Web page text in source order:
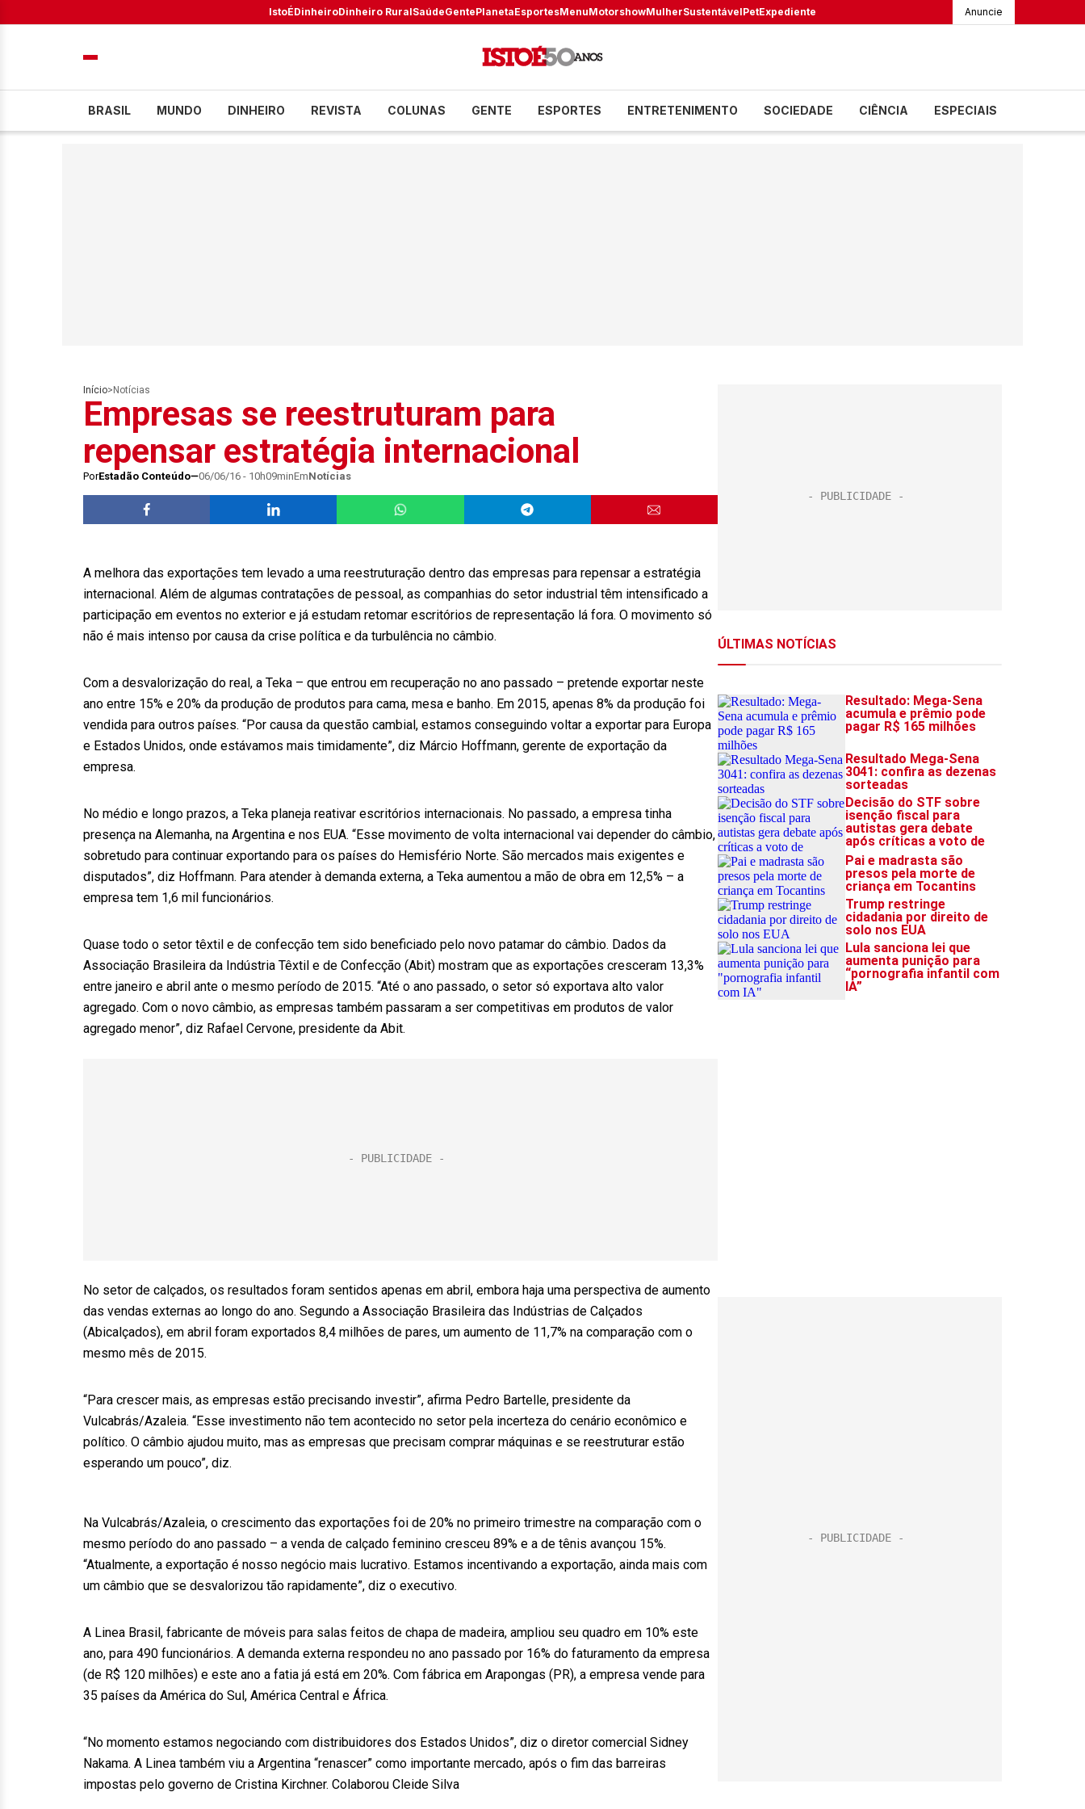
IstoÉDinheiroDinheiro RuralSaúdeGentePlanetaEsportesMenuMotorshowMulherSustentávelPetExpediente Anuncie
BRASIL MUNDO DINHEIRO REVISTA COLUNAS GENTE ESPORTES ENTRETENIMENTO SOCIEDADE CIÊNCIA ESPECIAIS
Início> Notícias
Empresas se reestruturam para
repensar estratégia internacional
PorEstadão Conteúdo 06/06/16 - 10h09minEmNotícias
A melhora das exportações tem levado a uma reestruturação dentro das empresas para repensar a estratégia
internacional. Além de algumas contratações de pessoal, as companhias do setor industrial têm intensificado a
participação em eventos no exterior e já estudam retomar escritórios de representação lá fora. O movimento só
não é mais intenso por causa da crise política e da turbulência no câmbio.
Com a desvalorização do real, a Teka – que entrou em recuperação no ano passado – pretende exportar neste
ano entre 15% e 20% da produção de produtos para cama, mesa e banho. Em 2015, apenas 8% da produção foi
vendida para outros países. “Por causa da questão cambial, estamos conseguindo voltar a exportar para Europa
e Estados Unidos, onde estávamos mais timidamente”, diz Márcio Hoffmann, gerente de exportação da
empresa.
No médio e longo prazos, a Teka planeja reativar escritórios internacionais. No passado, a empresa tinha
presença na Alemanha, na Argentina e nos EUA. “Esse movimento de volta internacional vai depender do câmbio,
sobretudo para continuar exportando para os países do Hemisfério Norte. São mercados mais exigentes e
disputados”, diz Hoffmann. Para atender à demanda externa, a Teka aumentou a mão de obra em 12,5% – a
empresa tem 1,6 mil funcionários.
Quase todo o setor têxtil e de confecção tem sido beneficiado pelo novo patamar do câmbio. Dados da
Associação Brasileira da Indústria Têxtil e de Confecção (Abit) mostram que as exportações cresceram 13,3%
entre janeiro e abril ante o mesmo período de 2015. “Até o ano passado, o setor só exportava alto valor
agregado. Com o novo câmbio, as empresas também passaram a ser competitivas em produtos de valor
agregado menor”, diz Rafael Cervone, presidente da Abit.
No setor de calçados, os resultados foram sentidos apenas em abril, embora haja uma perspectiva de aumento
das vendas externas ao longo do ano. Segundo a Associação Brasileira das Indústrias de Calçados
(Abicalçados), em abril foram exportados 8,4 milhões de pares, um aumento de 11,7% na comparação com o
mesmo mês de 2015.
“Para crescer mais, as empresas estão precisando investir”, afirma Pedro Bartelle, presidente da
Vulcabrás/Azaleia. “Esse investimento não tem acontecido no setor pela incerteza do cenário econômico e
político. O câmbio ajudou muito, mas as empresas que precisam comprar máquinas e se reestruturar estão
esperando um pouco”, diz.
Na Vulcabrás/Azaleia, o crescimento das exportações foi de 20% no primeiro trimestre na comparação com o
mesmo período do ano passado – a venda de calçado feminino cresceu 89% e a de tênis avançou 15%.
“Atualmente, a exportação é nosso negócio mais lucrativo. Estamos incentivando a exportação, ainda mais com
um câmbio que se desvalorizou tão rapidamente”, diz o executivo.
A Linea Brasil, fabricante de móveis para salas feitos de chapa de madeira, ampliou seu quadro em 10% este
ano, para 490 funcionários. A demanda externa respondeu no ano passado por 16% do faturamento da empresa
(de R$ 120 milhões) e este ano a fatia já está em 20%. Com fábrica em Arapongas (PR), a empresa vende para
35 países da América do Sul, América Central e África.
“No momento estamos negociando com distribuidores dos Estados Unidos”, diz o diretor comercial Sidney
Nakama. A Linea também viu a Argentina “renascer” como importante mercado, após o fim das barreiras
impostas pelo governo de Cristina Kirchner. Colaborou Cleide Silva